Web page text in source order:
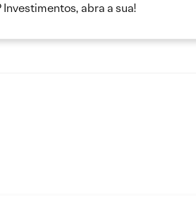
abra a sua!